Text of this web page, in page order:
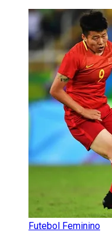
Futebol Feminino